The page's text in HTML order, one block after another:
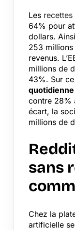
Les
64% pour
dollars.
253
revenus.
millions de
43%. Sur
contre 28%
écart, la
millions de
sans
Chez la
artificielle